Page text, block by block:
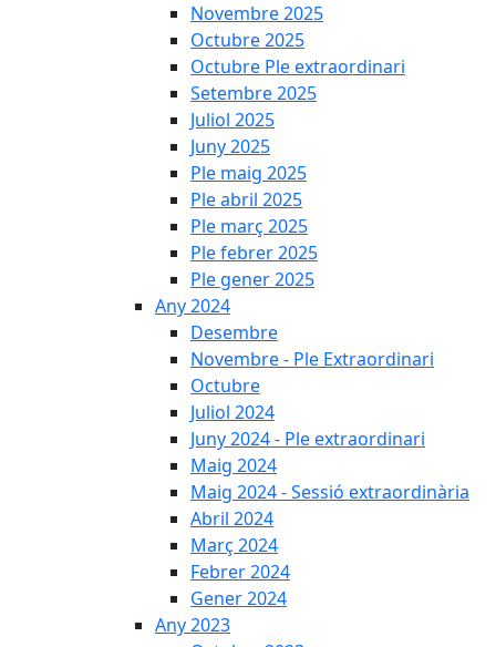
Novembre 2025
Octubre 2025
Octubre Ple extraordinari
Setembre 2025
Juliol 2025
Juny 2025
Ple maig 2025
Ple abril 2025
Ple març 2025
Ple febrer 2025
Ple gener 2025
Any 2024
Desembre
Novembre - Ple Extraordinari
Octubre
Juliol 2024
Juny 2024 - Ple extraordinari
Maig 2024
Maig 2024 - Sessió extraordinària
Abril 2024
Març 2024
Febrer 2024
Gener 2024
Any 2023